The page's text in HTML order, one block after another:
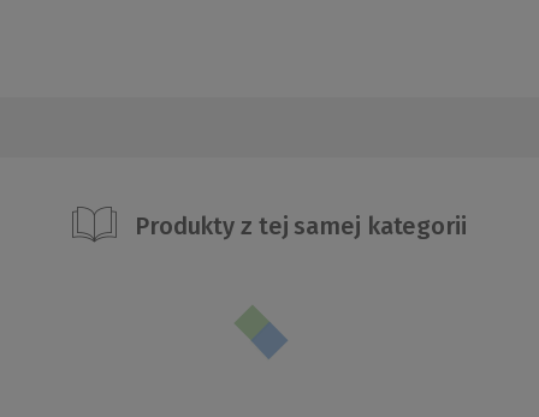
Produkty z tej samej kategorii